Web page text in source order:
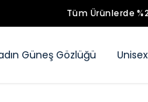
Tüm Ürünlerde
Güneş Gözlüğü